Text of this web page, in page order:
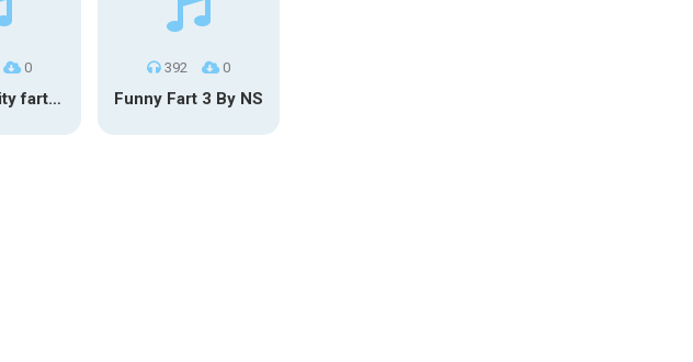
0
loud Skibbity fart sicko
392 0
Funny Fart 3 By NS